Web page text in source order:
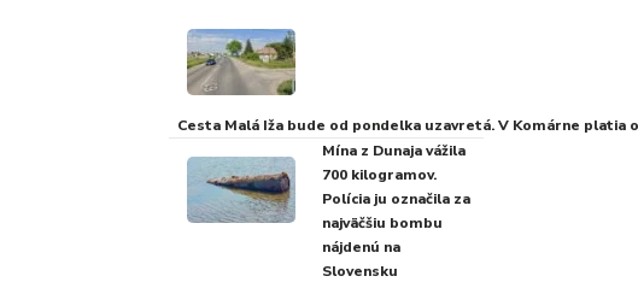
Cesta Malá Iža bude od pondelka uzavretá. V Komárne platia
Mína z Dunaja vážila
700 kilogramov.
Polícia ju označila za
najväčšiu bombu
nájdenú na
Slovensku